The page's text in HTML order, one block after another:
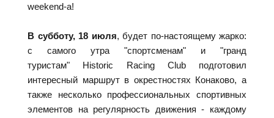
weekend-а!
В субботу, 18 июля, будет по-настоящему жарко:
с самого утра "спортсменам" и "гранд
туристам" Historic Racing Club подготовил
интересный маршрут в окрестностях Конаково, а
также несколько профессиональных спортивных
элементов на регулярность движения - каждому